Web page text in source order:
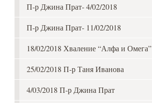
П-р Джина Прат- 4/02/2018
П-р Джина Прат- 11/02/2018
18/02/2018 Хваление “Алфа и Омега”
25/02/2018 П-р Таня Иванова
4/03/2018 П-р Джина Прат